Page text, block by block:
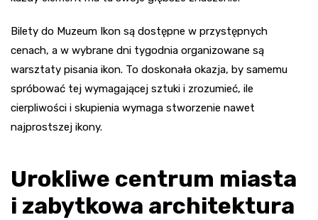
Bilety do Muzeum Ikon są dostępne w przystępnych
cenach, a w wybrane dni tygodnia organizowane są
warsztaty pisania ikon. To doskonała okazja, by samemu
spróbować tej wymagającej sztuki i zrozumieć, ile
cierpliwości i skupienia wymaga stworzenie nawet
najprostszej ikony.
Urokliwe centrum miasta
i zabytkowa architektura